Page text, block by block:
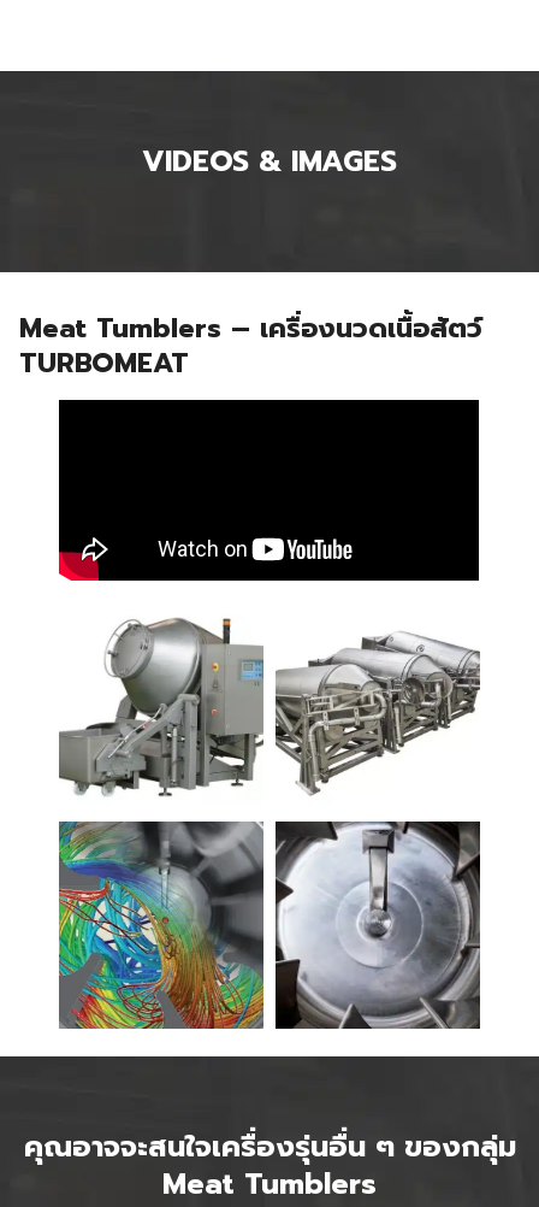
VIDEOS & IMAGES
Meat Tumblers – เครื่องนวดเนื้อสัตว์
TURBOMEAT
คุณอาจจะสนใจเครื่องรุ่นอื่น ๆ ของกลุ่ม
Meat Tumblers